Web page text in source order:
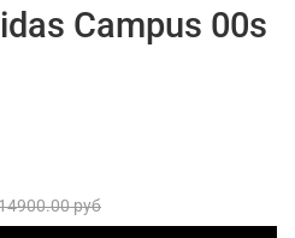
Campus 00s
руб